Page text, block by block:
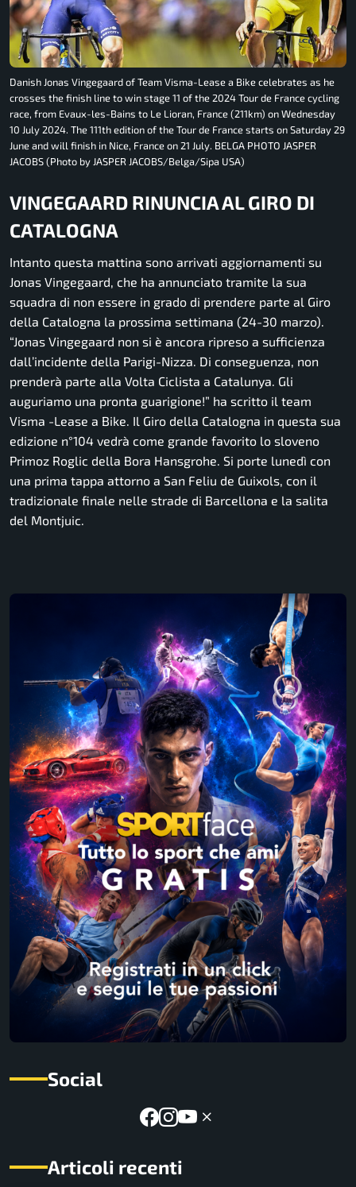
Danish Jonas Vingegaard of Team Visma-Lease a Bike celebrates as he
crosses the finish line to win stage 11 of the 2024 Tour de France cycling
race, from Evaux-les-Bains to Le Lioran, France (211km) on Wednesday
10 July 2024. The 111th edition of the Tour de France starts on Saturday 29
June and will finish in Nice, France on 21 July. BELGA PHOTO JASPER
JACOBS (Photo by JASPER JACOBS/Belga/Sipa USA)
VINGEGAARD RINUNCIA AL GIRO DI
CATALOGNA
Intanto questa mattina sono arrivati aggiornamenti su
Jonas Vingegaard, che ha annunciato tramite la sua
squadra di non essere in grado di prendere parte al Giro
della Catalogna la prossima settimana (24-30 marzo).
“Jonas Vingegaard non si è ancora ripreso a sufficienza
dall’incidente della Parigi-Nizza. Di conseguenza, non
prenderà parte alla Volta Ciclista a Catalunya. Gli
auguriamo una pronta guarigione!” ha scritto il team
Visma -Lease a Bike. Il Giro della Catalogna in questa sua
edizione n°104 vedrà come grande favorito lo sloveno
Primoz Roglic della Bora Hansgrohe. Si porte lunedì con
una prima tappa attorno a San Feliu de Guixols, con il
tradizionale finale nelle strade di Barcellona e la salita
del Montjuic.
Social
Articoli recenti